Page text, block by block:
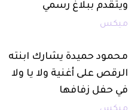
ويتقدم ببلاغ رسمي
ميكس
محمود حميدة يشارك ابنته
الرقص على أغنية ولا يا ولا
في حفل زفافها